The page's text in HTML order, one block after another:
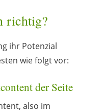
richtig?
ihr Potenzial
wie folgt vor:
der Seite
also im